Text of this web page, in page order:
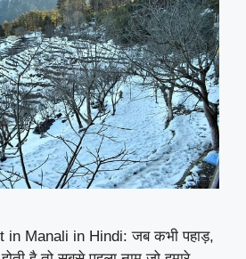
Manali in Hindi: जब कभी पहाड़,